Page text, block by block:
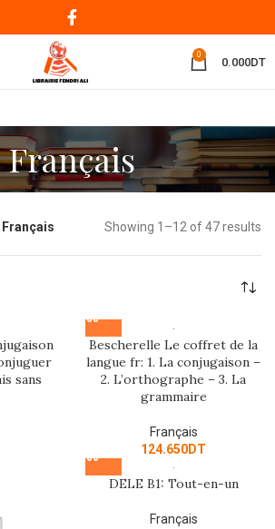
0
0.000DT
Français
Français Showing 1–12 of 47 results
sans
Bescherelle Le coffret de la
langue fr: 1. La conjugaison –
2. L’orthographe – 3. La
grammaire
Français
124.650DT
DELE B1: Tout-en-un
Français